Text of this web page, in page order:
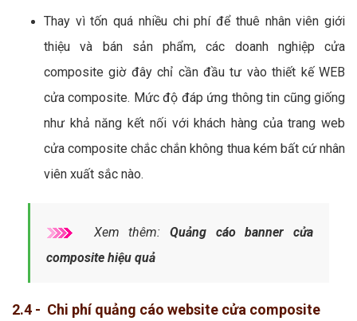
Thay vì tốn quá nhiều chi phí để thuê nhân viên giới
thiệu và bán sản phẩm, các doanh nghiệp cửa
composite giờ đây chỉ cần đầu tư vào thiết kế WEB
cửa composite. Mức độ đáp ứng thông tin cũng giống
như khả năng kết nối với khách hàng của trang web
cửa composite chắc chắn không thua kém bất cứ nhân
viên xuất sắc nào.
Xem thêm: Quảng cáo banner cửa
composite hiệu quả
2.4 - Chi phí quảng cáo website cửa composite